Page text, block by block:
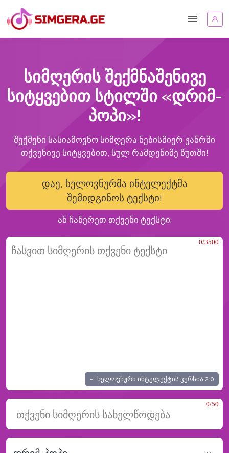
სიმღერის შექმნაშენივე
სიტყვებით სტილში «დრიმ-
პოპი»!
შექმენი სასიამოვნო სიმღერა ნებისმიერ ჟანრში
თქვენივე სიტყვებით, სულ რამდენიმე წუთში!
დაე, ხელოვნურმა ინტელექტმა
შემიდგინოს ტექსტი!
ან ჩაწერეთ თქვენი ტექსტი:
0/3500
ხელოვნური ინტელექტის ვერსია 2.0
0/50